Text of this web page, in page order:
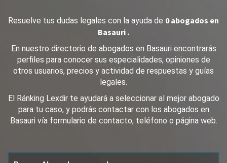
Resuelve tus dudas legales con la ayuda de 0 abogados en
Basauri .
En nuestro directorio de abogados en Basauri encontrarás
perfiles para conocer sus especialidades, opiniones de
otros usuarios, precios y actividad de respuestas y guías
legales.
El Ránking Lexdir te ayudará a seleccionar al mejor abogado
para tu caso, y podrás contactar con los abogados en
Basauri vía formulario de contacto, teléfono o página web.